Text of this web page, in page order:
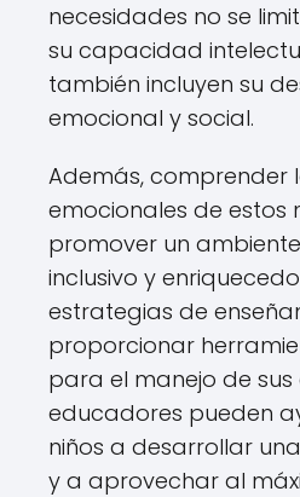
necesidades no se
su capacidad
también incluyen su
emocional y social.
Además, comprender
emocionales de estos
promover un
inclusivo y
estrategias de
proporcionar
para el manejo de sus
educadores pueden
niños a desarrollar
y a aprovechar al